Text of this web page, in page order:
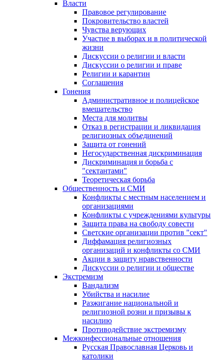
Власти
Правовое регулирование
Покровительство властей
Чувства верующих
Участие в выборах и в политической
жизни
Дискуссии о религии и власти
Дискуссии о религии и праве
Религии и карантин
Соглашения
Гонения
Административное и полицейское
вмешательство
Места для молитвы
Отказ в регистрации и ликвидация
религиозных объединений
Защита от гонений
Негосударственная дискриминация
Дискриминация и борьба с
"сектантами"
Теоретическая борьба
Общественность и СМИ
Конфликты с местным населением и
организациями
Конфликты с учреждениями культуры
Защита права на свободу совести
Светские организации против "сект"
Диффамация религиозных
организаций и конфликты со СМИ
Акции в защиту нравственности
Дискуссии о религии и обществе
Экстремизм
Вандализм
Убийства и насилие
Разжигание национальной и
религиозной розни и призывы к
насилию
Противодействие экстремизму
Межконфессиональные отношения
Русская Православная Церковь и
католики